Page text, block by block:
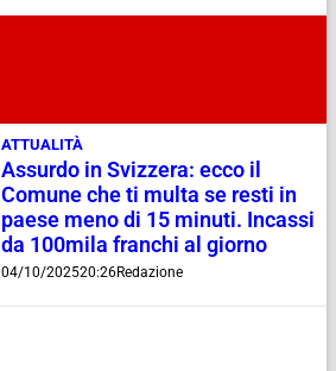
ATTUALITÀ
Assurdo in Svizzera: ecco il
Comune che ti multa se resti in
paese meno di 15 minuti. Incassi
da 100mila franchi al giorno
04/10/202520:26Redazione